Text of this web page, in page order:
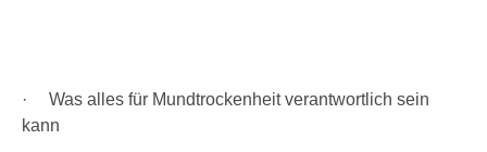
·
Was alles für Mundtrockenheit verantwortlich sein
kann